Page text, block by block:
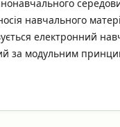
навчального
електронний
за модульним